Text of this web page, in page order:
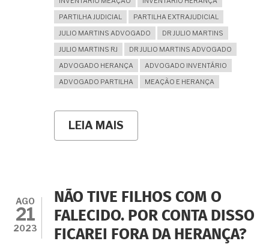
PARTILHA JUDICIAL
PARTILHA EXTRAJUDICIAL
JULIO MARTINS ADVOGADO
DR JULIO MARTINS
JULIO MARTINS RJ
DR JULIO MARTINS ADVOGADO
ADVOGADO HERANÇA
ADVOGADO INVENTÁRIO
ADVOGADO PARTILHA
MEAÇÃO E HERANÇA
LEIA MAIS
PODE
RECEBER
75%
DE
TUDO
AGO
21
2023
NÃO TIVE FILHOS COM O
FALECIDO. POR CONTA DISSO
FICAREI FORA DA HERANÇA?